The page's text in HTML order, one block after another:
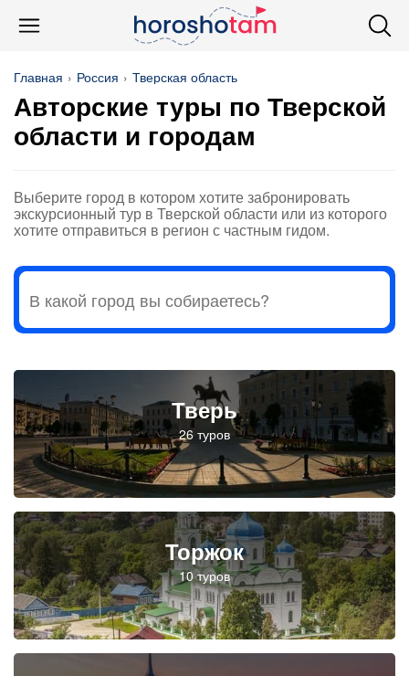
Главная Россия Тверская область
Авторские туры по Тверской
области и городам
Выберите город в котором хотите забронировать
экскурсионный тур в Тверской области или из которого
хотите отправиться в регион с частным гидом.
Тверь
Торжок